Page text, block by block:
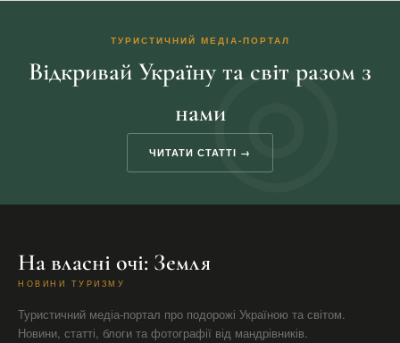
ТУРИСТИЧНИЙ МЕДІА-ПОРТАЛ
Відкривай Україну та світ разом з
нами
ЧИТАТИ СТАТТІ →
На власні очі: Земля
НОВИНИ ТУРИЗМУ
Туристичний медіа-портал про подорожі Україною та світом.
Новини, статті, блоги та фотографії від мандрівників.